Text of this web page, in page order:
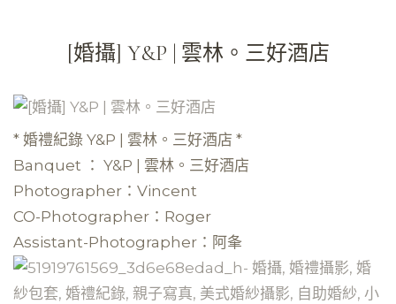
[婚攝] Y&P | 雲林。三好酒店
* 婚禮紀錄 Y&P | 雲林。三好酒店 *
Banquet ： Y&P | 雲林。三好酒店
Photographer：Vincent
CO-Photographer：Roger
Assistant-Photographer：阿夆